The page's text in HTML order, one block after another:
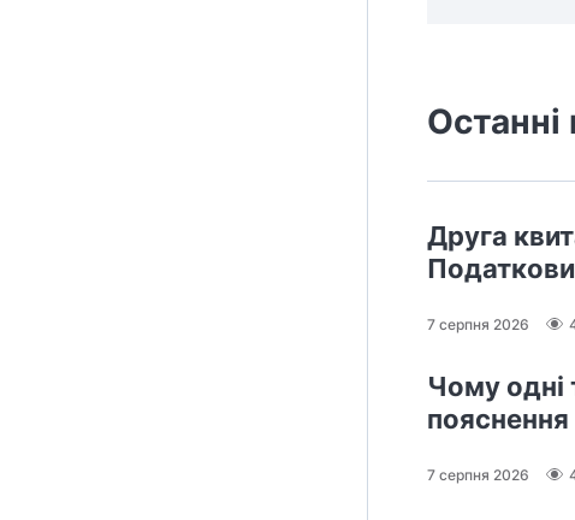
Останні
Друга
7 серпня 2026
Чому одні
7 серпня 2026